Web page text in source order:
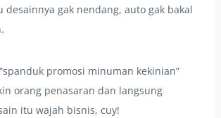
desainnya gak nendang, auto gak bakal
promosi minuman kekinian”
orang penasaran dan langsung
itu wajah bisnis, cuy!